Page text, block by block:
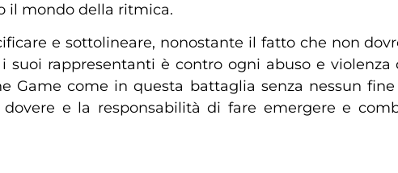
il mondo della ritmica.
e sottolineare, nonostante il fatto che non
suoi rappresentanti è contro ogni abuso e
Game come in questa battaglia senza nessun
e la responsabilità di fare emergere e